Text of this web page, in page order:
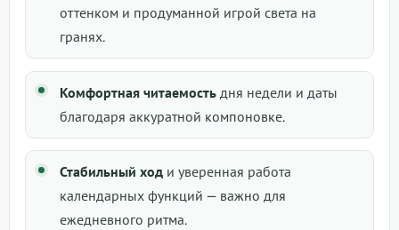
оттенком и продуманной игрой света на
гранях.
Комфортная читаемость дня недели и даты
благодаря аккуратной компоновке.
Стабильный ход и уверенная работа
календарных функций — важно для
ежедневного ритма.